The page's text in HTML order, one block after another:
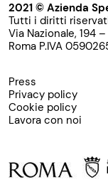
2021 © Azienda
Tutti i diritti
Via Nazionale, 194
Roma P.IVA
Press
Privacy policy
Cookie policy
Lavora con noi